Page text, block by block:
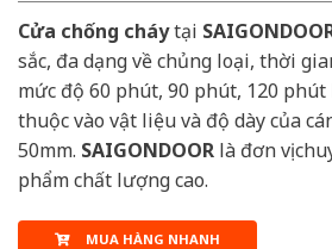
Cửa chống cháytại
sắc, đa dạng về chủng loại, thời
mức độ 60 phút, 90 phút, 120
thuộc vào vật liệu và độ dày của
50mm. SAIGONDOOR là đơn vị
phẩm chất lượng cao.
MUA HÀNG NHANH